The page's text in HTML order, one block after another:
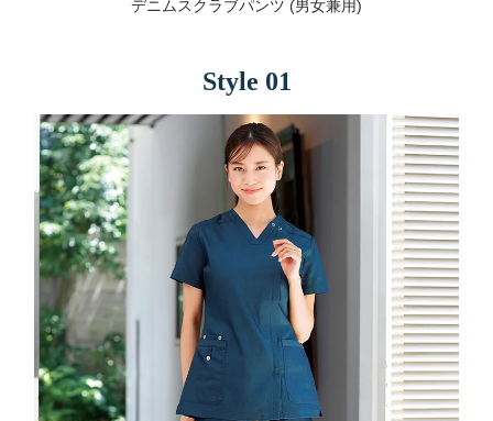
デニムスクラブパンツ (男女兼用)
Style 01